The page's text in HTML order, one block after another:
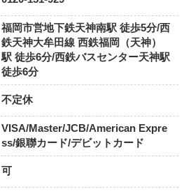
福岡市営地下鉄天神南駅 徒歩5分/西
鉄天神大牟田線 西鉄福岡（天神）
駅 徒歩6分/西鉄バスセンター天神駅
徒歩6分
不定休
VISA/Master/JCB/American Expre
ss/銀聯カード/デビットカード
可